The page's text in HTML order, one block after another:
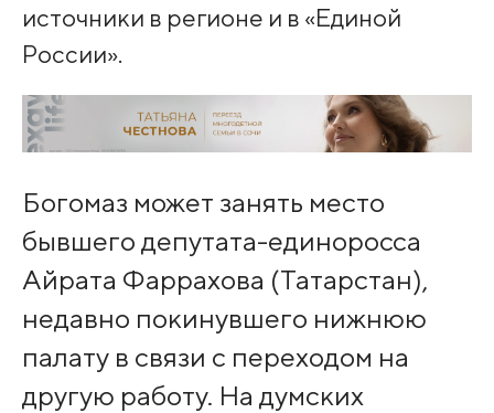
источники в регионе и в «Единой
России».
Богомаз может занять место
бывшего депутата-единоросса
Айрата Фаррахова (Татарстан),
недавно покинувшего нижнюю
палату в связи с переходом на
другую работу. На думских